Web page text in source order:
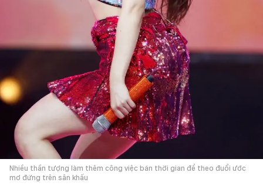
Nhiều thần tượng làm thêm công việc bán thời gian để theo đuổi ước
mơ đứng trên sân khấu